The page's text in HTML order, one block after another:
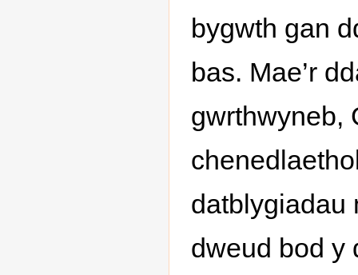
bygwth gan
bas. Mae’r
gwrthwyneb,
datblygiadau
dweud bod y